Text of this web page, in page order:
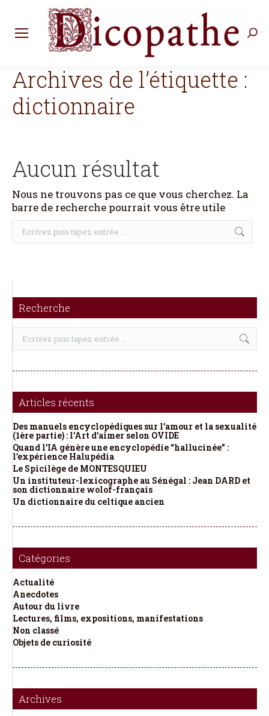
Archives de l’étiquette :
dictionnaire
Aucun résultat
Nous ne trouvons pas ce que vous cherchez. La
barre de recherche pourrait vous être utile
Recherche
:
Recherche
Recherche
Articles récents
Des manuels encyclopédiques sur l’amour et la sexualité
(1ère partie) : l’Art d’aimer selon OVIDE
Quand l’IA génère une encyclopédie “hallucinée” :
l’expérience Halupédia
Le Spicilège de MONTESQUIEU
Un instituteur-lexicographe au Sénégal : Jean DARD et
son dictionnaire wolof-français
Un dictionnaire du celtique ancien
Catégories
Actualité
Anecdotes
Autour du livre
Lectures, films, expositions, manifestations
Non classé
Objets de curiosité
Archives